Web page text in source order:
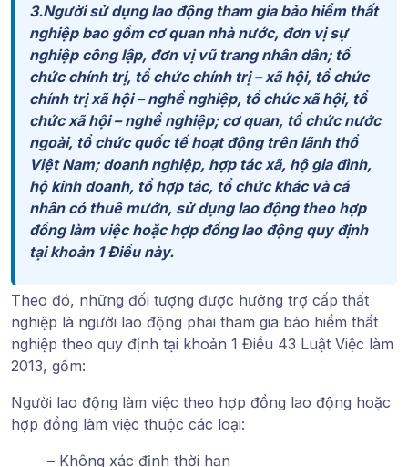
3.Người sử dụng lao động tham gia bảo hiểm thất
nghiệp bao gồm cơ quan nhà nước, đơn vị sự
nghiệp công lập, đơn vị vũ trang nhân dân; tổ
chức chính trị, tổ chức chính trị – xã hội, tổ chức
chính trị xã hội – nghề nghiệp, tổ chức xã hội, tổ
chức xã hội – nghề nghiệp; cơ quan, tổ chức nước
ngoài, tổ chức quốc tế hoạt động trên lãnh thổ
Việt Nam; doanh nghiệp, hợp tác xã, hộ gia đình,
hộ kinh doanh, tổ hợp tác, tổ chức khác và cá
nhân có thuê mướn, sử dụng lao động theo hợp
đồng làm việc hoặc hợp đồng lao động quy định
tại khoản 1 Điều này.
Theo đó, những đối tượng được hưởng trợ cấp thất
nghiệp là người lao động phải tham gia bảo hiểm thất
nghiệp theo quy định tại khoản 1 Điều 43 Luật Việc làm
2013, gồm:
Người lao động làm việc theo hợp đồng lao động hoặc
hợp đồng làm việc thuộc các loại:
– Không xác định thời hạn